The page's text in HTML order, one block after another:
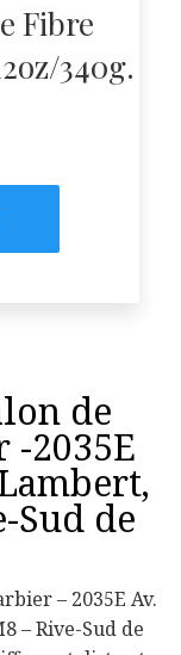
Fibre
340g.
de
2035E
Sud de
– 2035E Av.
– Rive-Sud de